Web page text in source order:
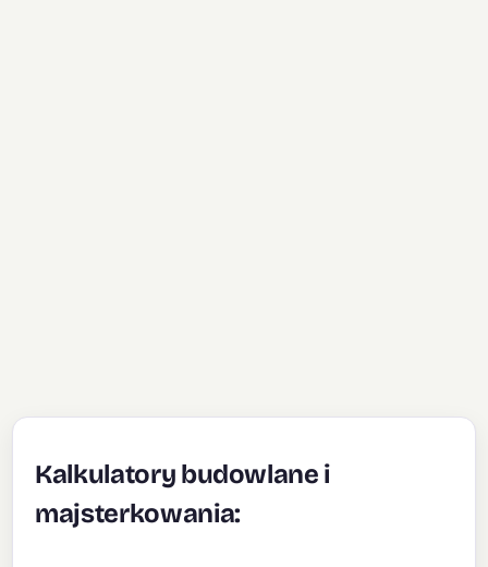
Kalkulatory budowlane i
majsterkowania: